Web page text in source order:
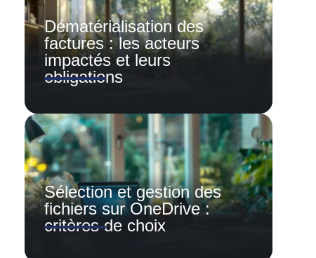
Dématérialisation des
factures : les acteurs
impactés et leurs
obligations
Sélection et gestion des
fichiers sur OneDrive :
critères de choix